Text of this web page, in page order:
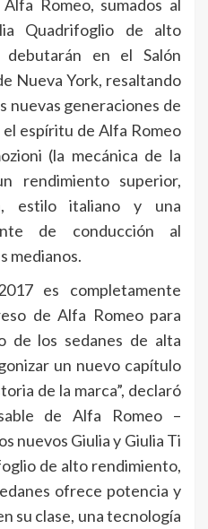
Romeo, sumados al
Quadrifoglio de alto
en el Salón
Nueva York, resaltando
nuevas generaciones de
espíritu de Alfa Romeo
(la mecánica de la
rendimiento superior,
estilo italiano y una
de conducción al
medianos.
es completamente
de Alfa Romeo para
de los sedanes de alta
un nuevo capítulo
de la marca”, declaró
de Alfa Romeo –
nuevos Giulia y Giulia Ti
de alto rendimiento,
ofrece potencia y
su clase, una tecnología